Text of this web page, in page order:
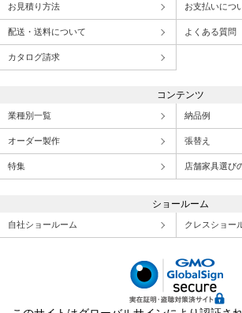
お見積り方法 お支払いにつ
配送・送料について よくある質問
カタログ請求
コンテンツ
業種別一覧 納品例
オーダー製作 張替え
特集 店舗家具選び
ショールーム
自社ショールーム クレスショー